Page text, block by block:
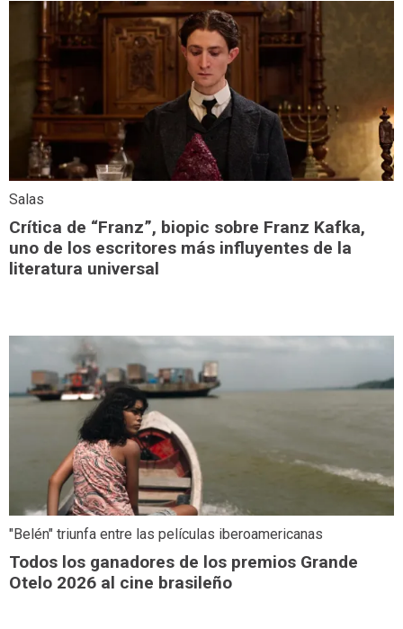
Salas
Crítica de “Franz”, biopic sobre Franz Kafka,
uno de los escritores más influyentes de la
literatura universal
"Belén" triunfa entre las películas iberoamericanas
Todos los ganadores de los premios Grande
Otelo 2026 al cine brasileño